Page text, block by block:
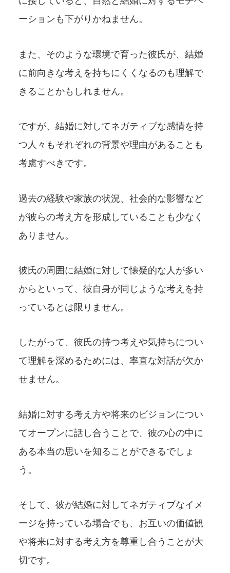
ーションも下がりかねません。
また、そのような環境で育った彼氏が、結婚
に前向きな考えを持ちにくくなるのも理解で
きることかもしれません。
ですが、結婚に対してネガティブな感情を持
つ人々もそれぞれの背景や理由があることも
考慮すべきです。
過去の経験や家族の状況、社会的な影響など
が彼らの考え方を形成していることも少なく
ありません。
彼氏の周囲に結婚に対して懐疑的な人が多い
からといって、彼自身が同じような考えを持
っているとは限りません。
したがって、彼氏の持つ考えや気持ちについ
て理解を深めるためには、率直な対話が欠か
せません。
結婚に対する考え方や将来のビジョンについ
てオープンに話し合うことで、彼の心の中に
ある本当の思いを知ることができるでしょ
う。
そして、彼が結婚に対してネガティブなイメ
ージを持っている場合でも、お互いの価値観
や将来に対する考え方を尊重し合うことが大
切です。